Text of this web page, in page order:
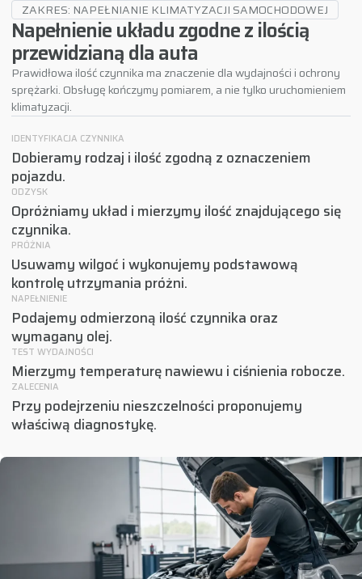
ZAKRES: NAPEŁNIANIE KLIMATYZACJI SAMOCHODOWEJ
Napełnienie układu zgodne z ilością
przewidzianą dla auta
Prawidłowa ilość czynnika ma znaczenie dla wydajności i ochrony
sprężarki. Obsługę kończymy pomiarem, a nie tylko uruchomieniem
klimatyzacji.
IDENTYFIKACJA CZYNNIKA
Dobieramy rodzaj i ilość zgodną z oznaczeniem
pojazdu.
ODZYSK
Opróżniamy układ i mierzymy ilość znajdującego się
czynnika.
PRÓŻNIA
Usuwamy wilgoć i wykonujemy podstawową
kontrolę utrzymania próżni.
NAPEŁNIENIE
Podajemy odmierzoną ilość czynnika oraz
wymagany olej.
TEST WYDAJNOŚCI
Mierzymy temperaturę nawiewu i ciśnienia robocze.
ZALECENIA
Przy podejrzeniu nieszczelności proponujemy
właściwą diagnostykę.